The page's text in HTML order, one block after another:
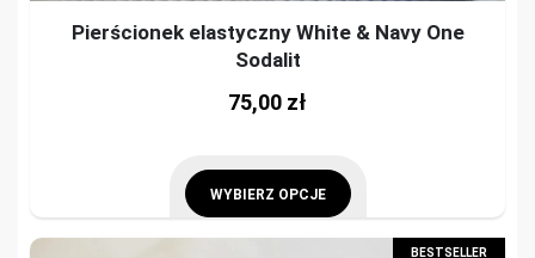
Pierścionek elastyczny White & Navy One
Sodalit
75,00 zł
WYBIERZ OPCJE
This
BESTSELLER